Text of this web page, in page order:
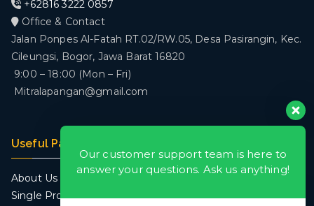
+62816 3222 0857
Office & Contact
Jalan Ponpes Al-Fatah RT.02/RW.05, Desa Pasirangin, Kec.
Cileungsi, Bogor, Jawa Barat 16820
9:00 – 18:00 (Mon – Fri)
Mitralapangan@gmail.com
Useful Pages
About Us
Single Project
Our customer support team is here to
answer your questions. Ask us anything!